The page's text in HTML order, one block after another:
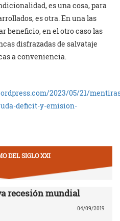
es una cosa, para
es otra. En una las
beneficio, en el otro caso las
disfrazadas de salvataje
a conveniencia.
2023/05/21/
deficit-y-emision-
DEL SIGLO XXI
recesión mundial
04/09/2019